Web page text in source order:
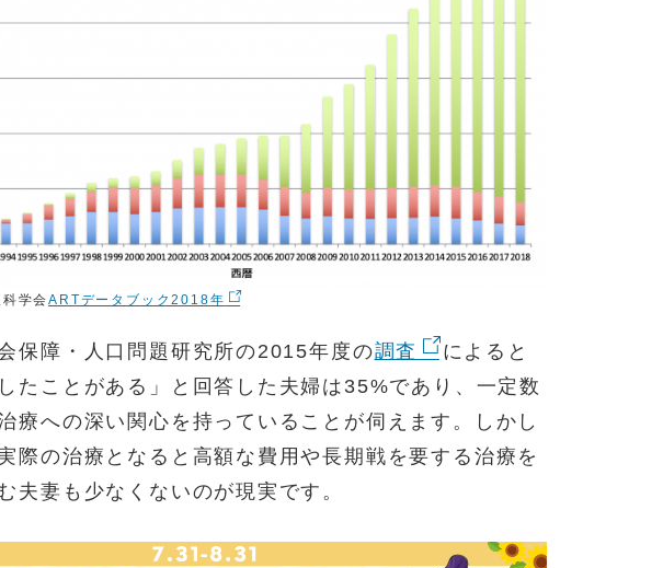
科学会ARTデータブック2018年
保障・人口問題研究所の2015年度の調査
によると
たことがある」と回答した夫婦は35%であり、一定数
療への深い関心を持っていることが伺えます。しかし
際の治療となると高額な費用や長期戦を要する治療を
夫妻も少なくないのが現実です。